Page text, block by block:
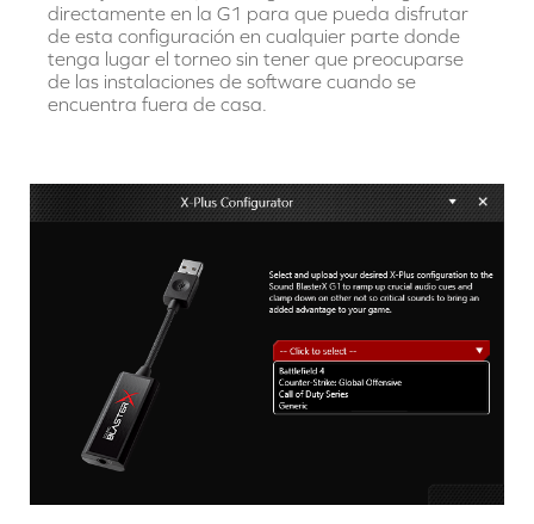
directamente en la G1 para que pueda disfrutar
de esta configuración en cualquier parte donde
tenga lugar el torneo sin tener que preocuparse
de las instalaciones de software cuando se
encuentra fuera de casa.